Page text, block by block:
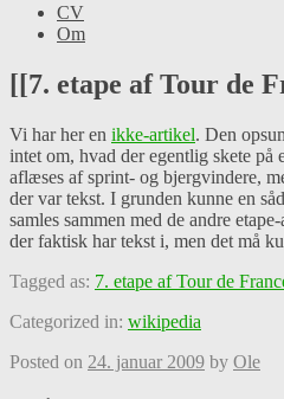
CV
Om
[[7. etape af Tour de
Vi har her en ikke-artikel. Den
intet om, hvad der egentlig skete på
aflæses af sprint- og bjergvindere,
der var tekst. I grunden kunne en
samles sammen med de andre
der faktisk har tekst i, men det må
Tagged as: 7. etape af Tour de
Categorized in: wikipedia
Posted on 24. januar 2009 by Ole